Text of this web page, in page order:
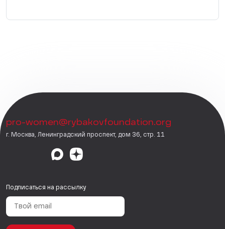
pro-women@rybakovfoundation.org
г. Москва, Ленинградский проспект, дом 36, стр. 11
Подписаться на рассылку